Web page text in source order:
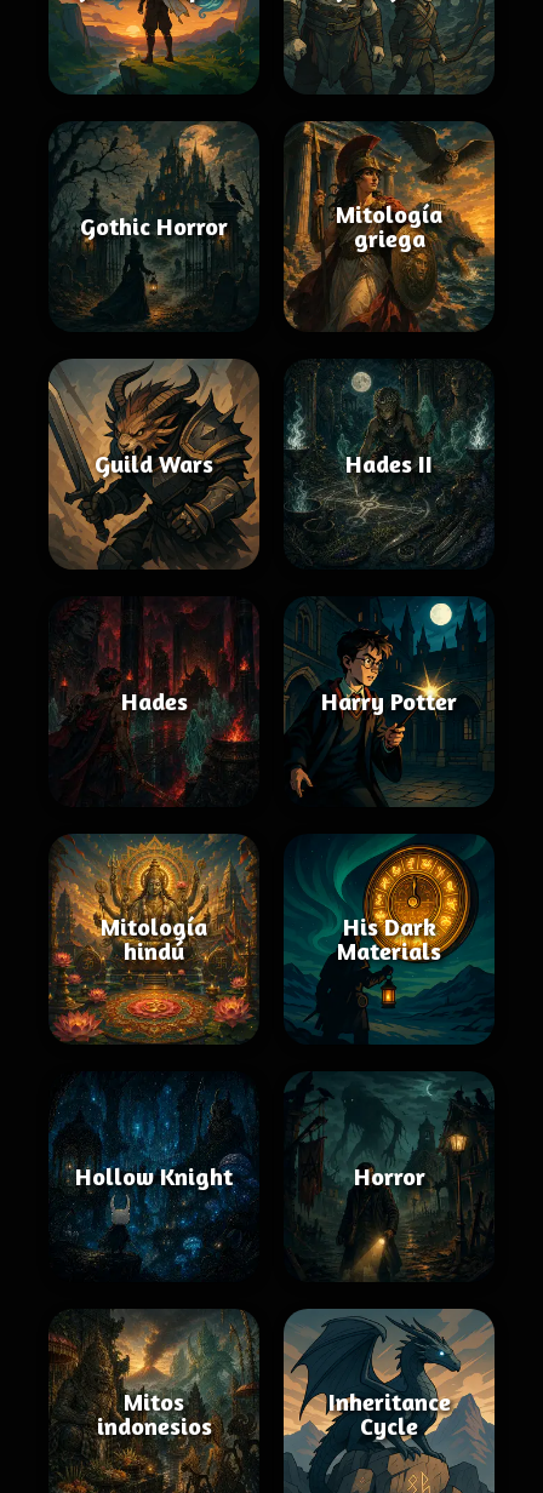
Gothic Horror
Mitología
griega
Guild Wars Hades II
Hades Harry Potter
Mitología
hindú
His Dark
Materials
Hollow Knight Horror
Mitos
indonesios
Inheritance
Cycle